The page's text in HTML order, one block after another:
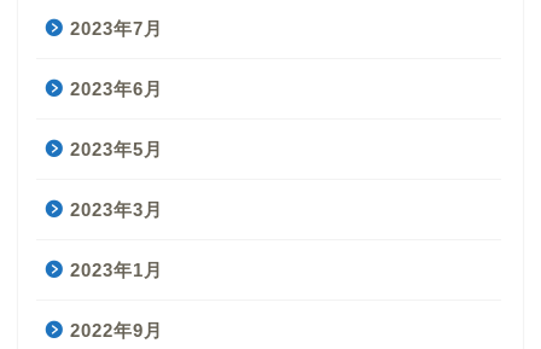
2023年7月
2023年6月
2023年5月
2023年3月
2023年1月
2022年9月